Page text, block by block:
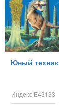
Юный техник
Индекс Е43133